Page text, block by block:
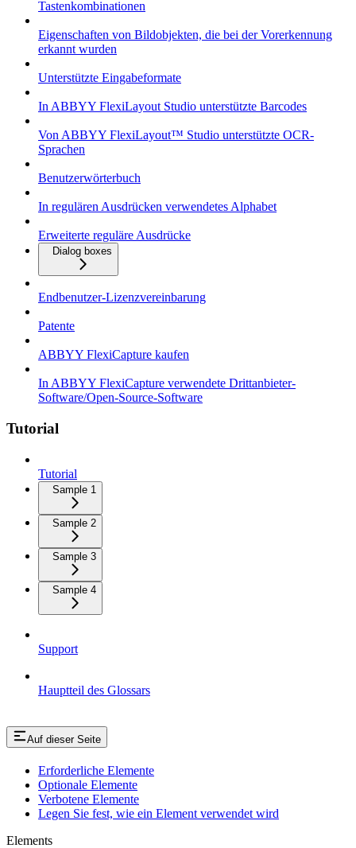
Tastenkombinationen
Eigenschaften von Bildobjekten, die bei der Vorerkennung
erkannt wurden
Unterstützte Eingabeformate
In ABBYY FlexiLayout Studio unterstützte Barcodes
Von ABBYY FlexiLayout™ Studio unterstützte OCR-
Sprachen
Benutzerwörterbuch
In regulären Ausdrücken verwendetes Alphabet
Erweiterte reguläre Ausdrücke
Dialog boxes
Endbenutzer-Lizenzvereinbarung
Patente
ABBYY FlexiCapture kaufen
In ABBYY FlexiCapture verwendete Drittanbieter-
Software/Open-Source-Software
Tutorial
Tutorial
Sample 1
Sample 2
Sample 3
Sample 4
Support
Hauptteil des Glossars
Auf dieser Seite
Erforderliche Elemente
Optionale Elemente
Verbotene Elemente
Legen Sie fest, wie ein Element verwendet wird
Elements